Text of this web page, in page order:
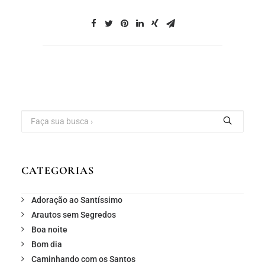
CATEGORIAS
Adoração ao Santíssimo
Arautos sem Segredos
Boa noite
Bom dia
Caminhando com os Santos